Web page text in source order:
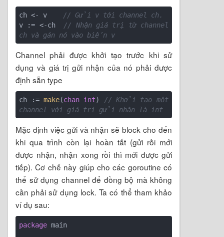
ch <- v
// Gửi v tới channel ch.
v := <-ch
// Nhận giá trị từ channel
ch và gán nó vào biến v
Channel phải được khởi tạo trước khi sử
dụng và giá trị gửi nhận của nó phải được
định sẵn type
ch := make(chan int) // Khởi tạo một
channel với giá trị gửi nhận là int
Mặc định việc gửi và nhận sẽ block cho đến
khi qua trình còn lại hoàn tất (gửi rồi mới
được nhận, nhận xong rồi thì mới được gửi
tiếp). Cơ chế này giúp cho các goroutine có
thể sử dụng channel để đồng bộ mà không
cần phải sử dụng lock. Ta có thể tham khảo
ví dụ sau:
package main